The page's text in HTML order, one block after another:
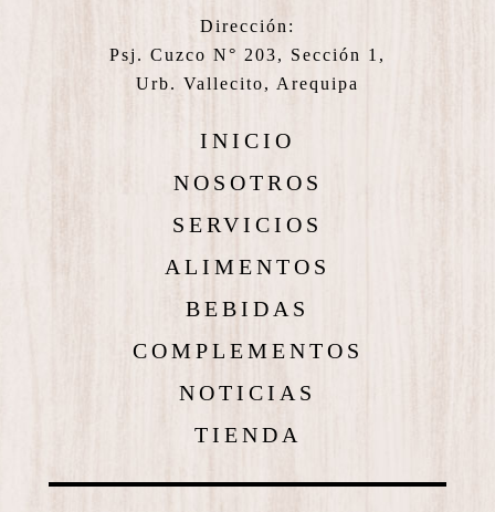
Dirección:
Psj. Cuzco N° 203, Sección 1,
Urb. Vallecito, Arequipa
INICIO
NOSOTROS
SERVICIOS
ALIMENTOS
BEBIDAS
COMPLEMENTOS
NOTICIAS
TIENDA